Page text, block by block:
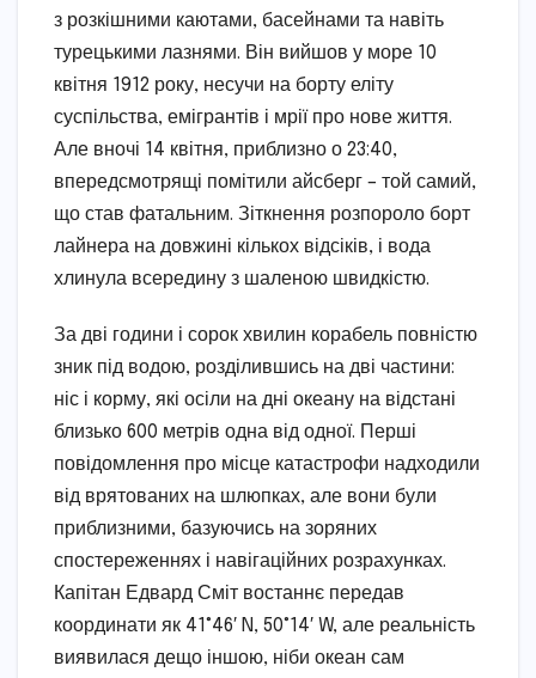
з розкішними каютами, басейнами та навіть
турецькими лазнями. Він вийшов у море 10
квітня 1912 року, несучи на борту еліту
суспільства, емігрантів і мрії про нове життя.
Але вночі 14 квітня, приблизно о 23:40,
впередсмотрящі помітили айсберг – той самий,
що став фатальним. Зіткнення розпороло борт
лайнера на довжині кількох відсіків, і вода
хлинула всередину з шаленою швидкістю.
За дві години і сорок хвилин корабель повністю
зник під водою, розділившись на дві частини:
ніс і корму, які осіли на дні океану на відстані
близько 600 метрів одна від одної. Перші
повідомлення про місце катастрофи надходили
від врятованих на шлюпках, але вони були
приблизними, базуючись на зоряних
спостереженнях і навігаційних розрахунках.
Капітан Едвард Сміт востаннє передав
координати як 41°46′ N, 50°14′ W, але реальність
виявилася дещо іншою, ніби океан сам